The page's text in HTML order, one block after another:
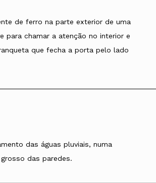
de ferro na parte exterior de uma
para chamar a atenção no interior e
que fecha a porta pelo lado
das águas pluviais, numa
das paredes.